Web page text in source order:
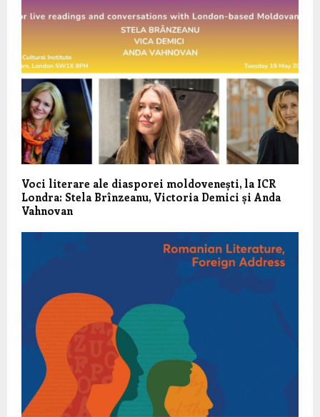
Voci literare ale diasporei moldovenești, la ICR
Londra: Stela Brînzeanu, Victoria Demici și Anda
Vahnovan